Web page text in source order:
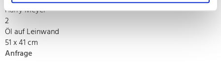
Harry Meyer
2
Öl auf Leinwand
51 x 41 cm
Anfrage